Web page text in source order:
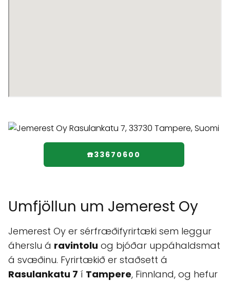
☎️33670600
Umfjöllun um Jemerest Oy
Jemerest Oy er sérfræðifyrirtæki sem leggur
áherslu á ravintolu og bjóðar uppáhaldsmat
á svæðinu. Fyrirtækið er staðsett á
Rasulankatu 7 í Tampere, Finnland, og hefur